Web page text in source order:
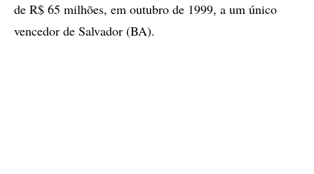
de R$ 65 milhões, em outubro de 1999, a um único
vencedor de Salvador (BA).